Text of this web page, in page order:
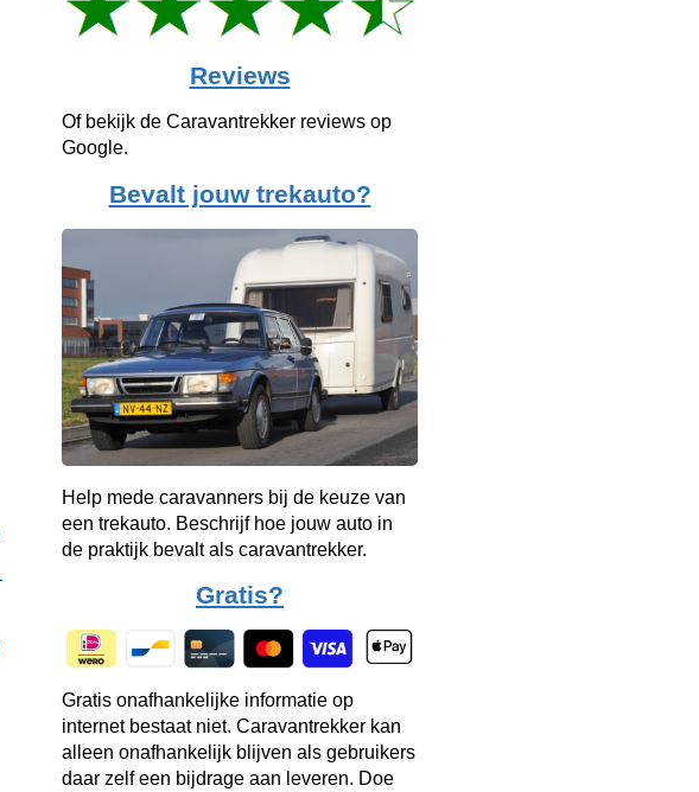
Reviews
Of bekijk de Caravantrekker reviews op
Google.
Bevalt jouw trekauto?
Help mede caravanners bij de keuze van
een trekauto. Beschrijf hoe jouw auto in
de praktijk bevalt als caravantrekker.
Gratis?
Gratis onafhankelijke informatie op
internet bestaat niet. Caravantrekker kan
alleen onafhankelijk blijven als gebruikers
daar zelf een bijdrage aan leveren. Doe